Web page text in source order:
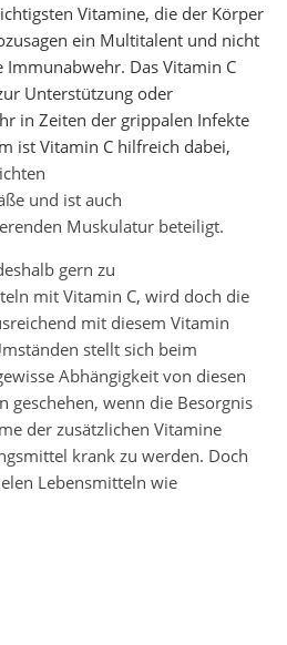
Vitamine, die der Körper
ein Multitalent und nicht
Das Vitamin C
Unterstützung oder
in Zeiten der grippalen Infekte
ist Vitamin C hilfreich dabei,
und ist auch
Muskulatur beteiligt.
gern zu
mit Vitamin C, wird doch die
mit diesem Vitamin
stellt sich beim
Abhängigkeit von diesen
geschehen, wenn die Besorgnis
der zusätzlichen Vitamine
krank zu werden. Doch
Lebensmitteln wie